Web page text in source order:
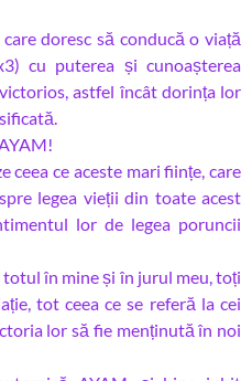
doresc să conducă o viață
cu puterea și cunoașterea
astfel încât dorința lor
ceea ce aceste mari ființe, care
legea vieții din toate acest
lor de legea poruncii
totul în mine și în jurul meu, toți
tot ceea ce se referă la cei
lor să fie menținută în noi